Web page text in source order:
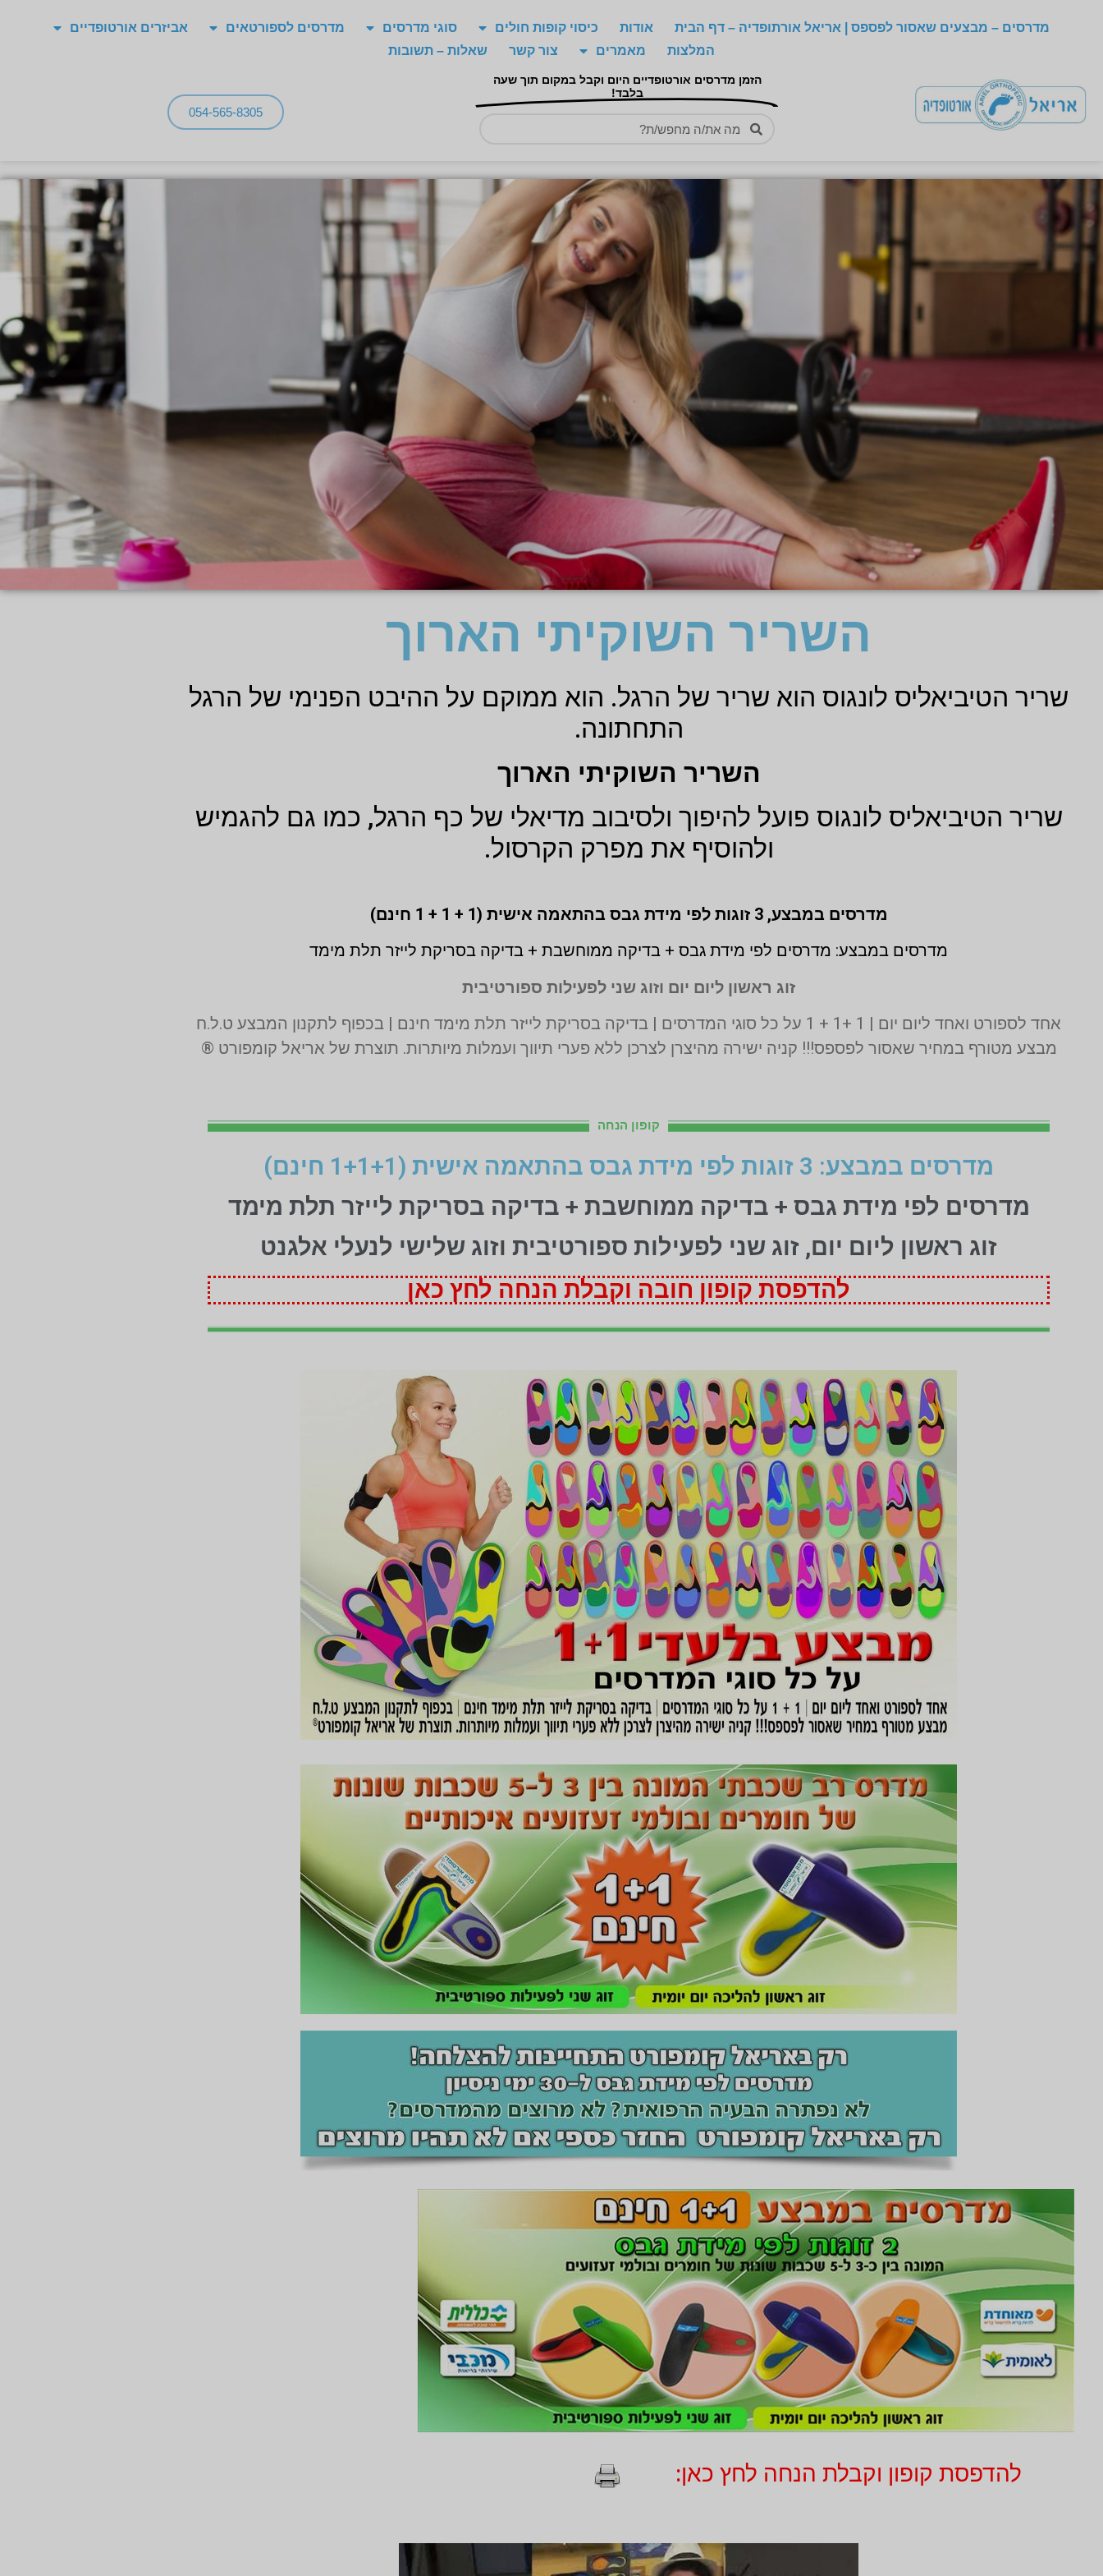
מדרסים – מבצעים שאסור לפספס | אריאל אורתופדיה – דף הבית אודות כיסוי קופות חולים סוגי מדרסים מדרסים לספורטאים
אביזרים אורטופדיים
המלצות
מאמרים צור קשר שאלות – תשובות
הזמן מדרסים אורטופדיים היום וקבל במקום תוך שעה
בלבד!
054-565-8305
השריר השוקיתי הארוך
שריר הטיביאליס לונגוס הוא שריר של הרגל. הוא ממוקם על ההיבט הפנימי של הרגל
התחתונה.
השריר השוקיתי הארוך
שריר הטיביאליס לונגוס פועל להיפוך ולסיבוב מדיאלי של כף הרגל, כמו גם להגמיש
ולהוסיף את מפרק הקרסול.
מדרסים במבצע,3 זוגות לפי מידת גבס בהתאמה אישית (1 + 1 + 1 חינם)
מדרסים במבצע: מדרסים לפי מידת גבס + בדיקה ממוחשבת + בדיקה בסריקת לייזר תלת מימד
זוג ראשון ליום יום וזוג שני לפעילות ספורטיבית
אחד לספורט ואחד ליום יום | 1 +1 + 1 על כל סוגי המדרסים | בדיקה בסריקת לייזר תלת מימד חינם | בכפוף לתקנון המבצע ט.ל.ח
מבצע מטורף במחיר שאסור לפספס!!! קניה ישירה מהיצרן לצרכן ללא פערי תיווך ועמלות מיותרות. תוצרת של אריאל קומפורט ®
קופון הנחה
מדרסים במבצע: 3 זוגות לפי מידת גבס בהתאמה אישית (1+1+1 חינם)
מדרסים לפי מידת גבס + בדיקה ממוחשבת + בדיקה בסריקת לייזר תלת מימד
זוג ראשון ליום יום, זוג שני לפעילות ספורטיבית וזוג שלישי לנעלי אלגנט
להדפסת קופון חובה וקבלת הנחה לחץ כאן
להדפסת קופון וקבלת הנחה לחץ כאן: